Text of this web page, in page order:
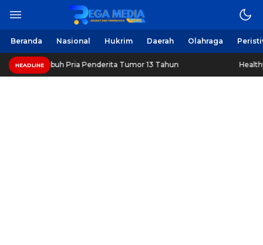
Beranda Nasional Hukrim Daerah Olahraga
HEADLINE
Pria Penderita Tumor 13 Tahun Healthy Long Life